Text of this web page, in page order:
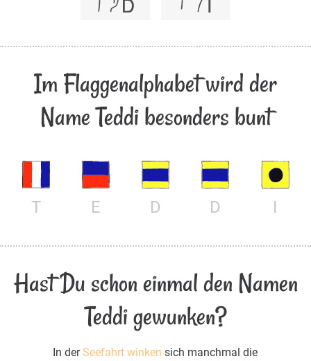
Im Flaggenalphabet wird der
Name Teddi besonders bunt
T E D D I
Hast Du schon einmal den Namen
Teddi gewunken?
In derSeefahrt winken sich manchmal die